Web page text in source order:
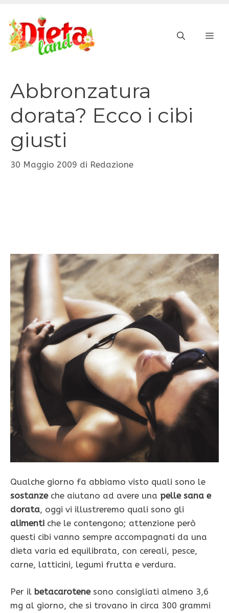
contenuto
Abbronzatura
dorata? Ecco i cibi
giusti
30 Maggio 2009 di Redazione
Qualche giorno fa abbiamo visto quali sono le
sostanzeche aiutano ad avere una pelle sana e
dorata, oggi vi illustreremo quali sono gli
alimenti che le contengono; attenzione però
questi cibi vanno sempre accompagnati da una
dieta varia ed equilibrata, con cereali, pesce,
carne, latticini, legumi frutta e verdura.
Per il betacarotenesono consigliati almeno 3,6
mg al giorno, che si trovano in circa 300 grammi